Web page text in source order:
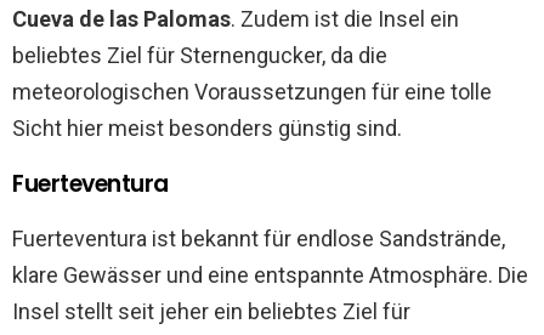
Cueva de las Palomas. Zudem ist die Insel ein
beliebtes Ziel für Sternengucker, da die
meteorologischen Voraussetzungen für eine tolle
Sicht hier meist besonders günstig sind.
Fuerteventura
Fuerteventura ist bekannt für endlose Sandstrände,
klare Gewässer und eine entspannte Atmosphäre. Die
Insel stellt seit jeher ein beliebtes Ziel für